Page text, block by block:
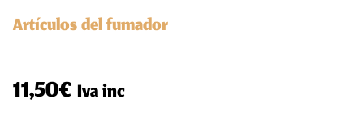
Artículos del fumador
11,50€Iva inc